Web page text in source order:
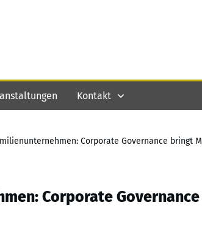
Kontakt
Corporate Governance bringt
Corporate